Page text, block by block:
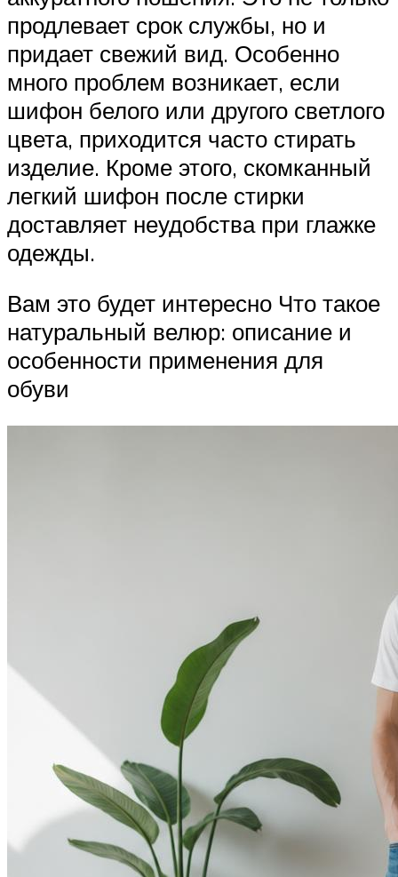
продлевает срок службы, но и
придает свежий вид. Особенно
много проблем возникает, если
шифон белого или другого светлого
цвета, приходится часто стирать
изделие. Кроме этого, скомканный
легкий шифон после стирки
доставляет неудобства при глажке
одежды.
Вам это будет интересно Что такое
натуральный велюр: описание и
особенности применения для
обуви